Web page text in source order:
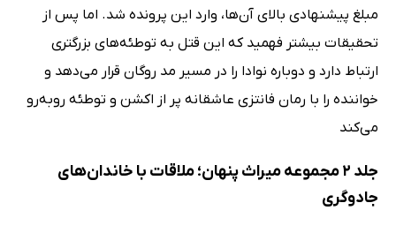
مبلغ پیشنهادی بالای آن‌ها، وارد این پرونده شد. اما پس از
تحقیقات بیشتر فهمید که این قتل به توطئه‌های بزرگتری
ارتباط دارد و دوباره نوادا را در مسیر مد روگان قرار می‌دهد و
خواننده را با رمان فانتزی عاشقانه پر از اکشن و توطئه روبه‌رو
می‌کند
جلد 2 مجموعه میراث پنهان؛ ملاقات با خاندان‌های
جادوگری